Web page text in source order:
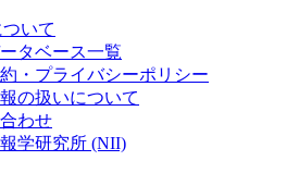
いて
タベース一覧
・プライバシーポリシー
の扱いについて
わせ
学研究所 (NII)